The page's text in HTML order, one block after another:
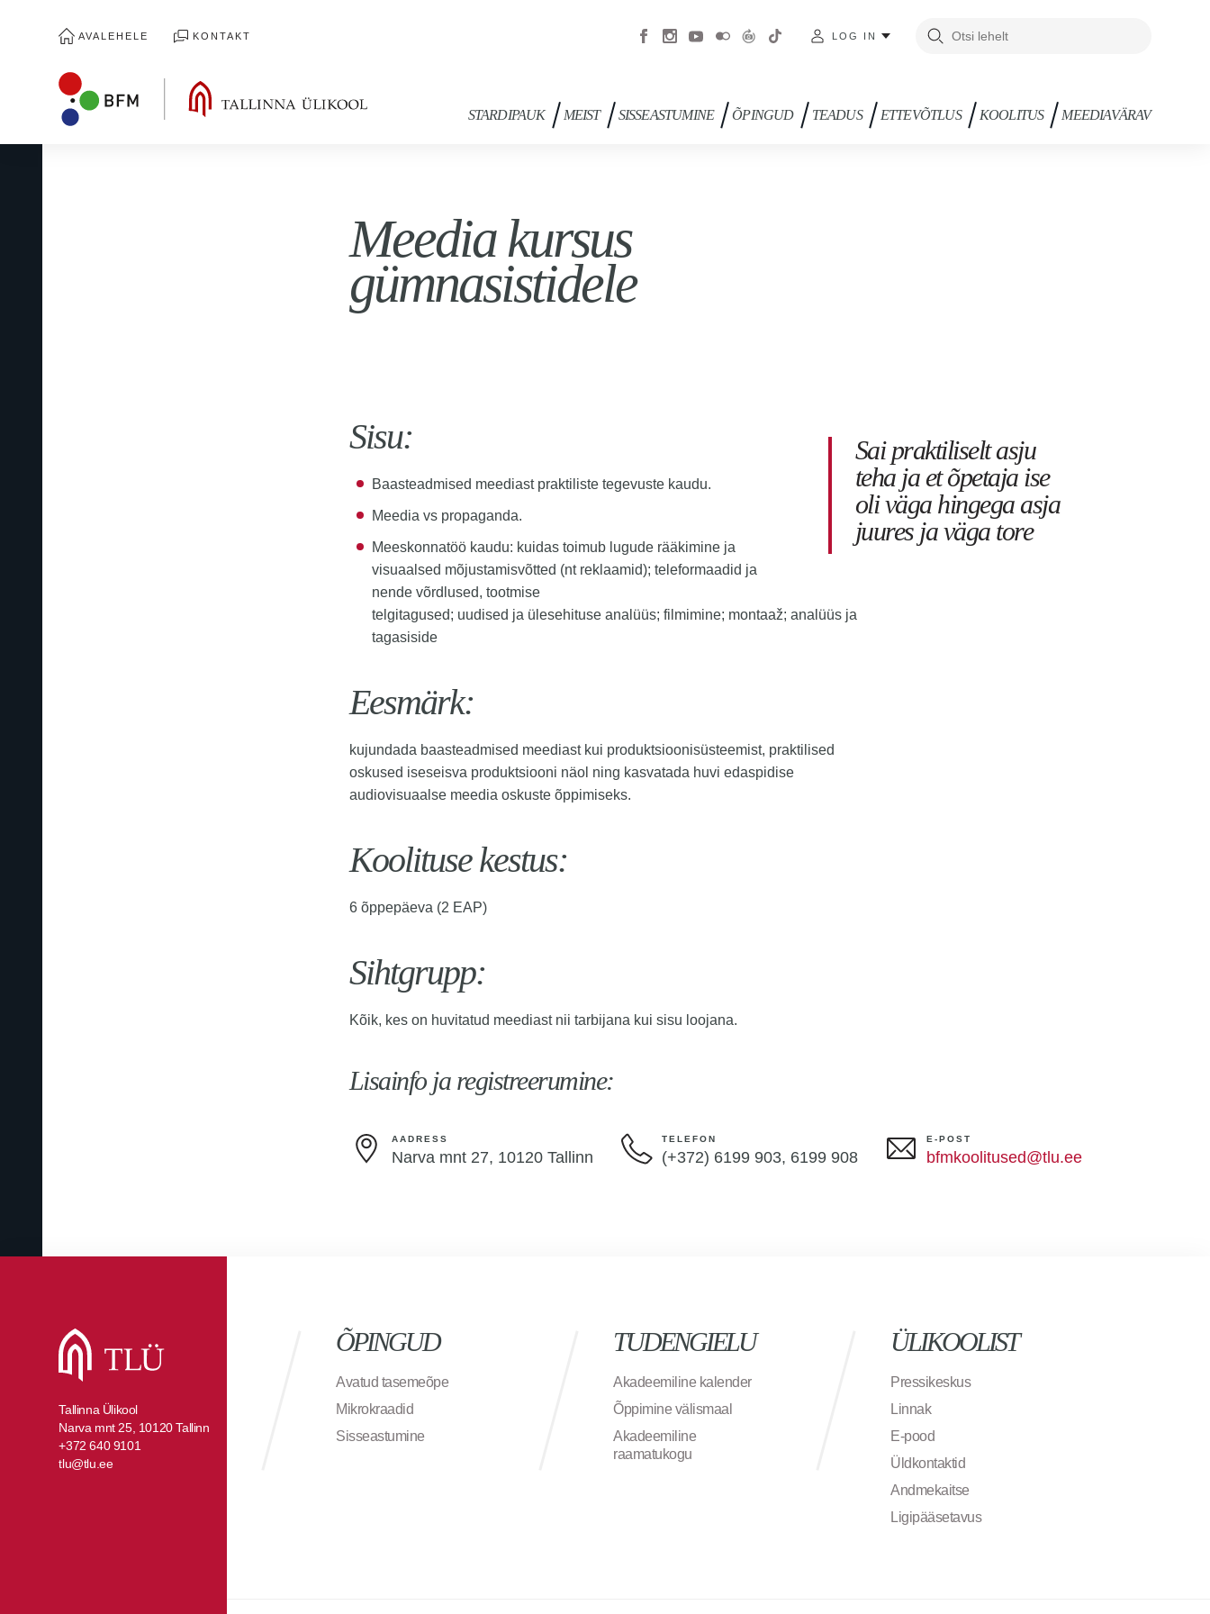
AVALEHELE KONTAKT LOG IN
STARDIPAUK MEIST SISSEASTUMINE ÕPINGUD TEADUS ETTEVÕTLUS KOOLITUS MEEDIAVÄRAV
Meedia kursus
gümnasistidele
Sai praktiliselt asju
teha ja et õpetaja ise
oli väga hingega asja
juures ja väga tore
Sisu:
Baasteadmised meediast praktiliste tegevuste kaudu.
Meedia vs propaganda.
Meeskonnatöö kaudu: kuidas toimub lugude rääkimine ja
visuaalsed mõjustamisvõtted (nt reklaamid); teleformaadid ja
nende võrdlused, tootmise
telgitagused; uudised ja ülesehituse analüüs; filmimine; montaaž; analüüs ja
tagasiside
Eesmärk:
kujundada baasteadmised meediast kui produktsioonisüsteemist, praktilised
oskused iseseisva produktsiooni näol ning kasvatada huvi edaspidise
audiovisuaalse meedia oskuste õppimiseks.
Koolituse kestus:
6 õppepäeva (2 EAP)
Sihtgrupp:
Kõik, kes on huvitatud meediast nii tarbijana kui sisu loojana.
Lisainfo ja registreerumine:
AADRESS
Narva mnt 27, 10120 Tallinn
TELEFON
(+372) 6199 903, 6199 908
E-POST
bfmkoolitused@tlu.ee
Tallinna Ülikool
Narva mnt 25, 10120 Tallinn
+372 640 9101
tlu@tlu.ee
ÕPINGUD
Avatud tasemeõpe
Mikrokraadid
Sisseastumine
TUDENGIELU
Akadeemiline kalender
Õppimine välismaal
Akadeemiline
raamatukogu
ÜLIKOOLIST
Pressikeskus
Linnak
E-pood
Üldkontaktid
Andmekaitse
Ligipääsetavus